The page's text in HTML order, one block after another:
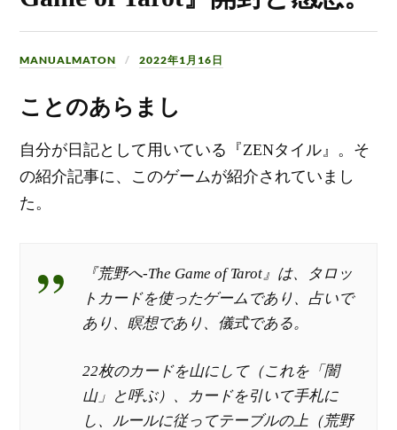
MANUALMATON 2022年1月16日
ことのあらまし
自分が日記として用いている『ZENタイル』。そ
の紹介記事に、このゲームが紹介されていまし
た。
『荒野へ-The Game of Tarot』は、タロッ
トカードを使ったゲームであり、占いで
あり、瞑想であり、儀式である。
22枚のカードを山にして（これを「闇
山」と呼ぶ）、カードを引いて手札に
し、ルールに従ってテーブルの上（荒野